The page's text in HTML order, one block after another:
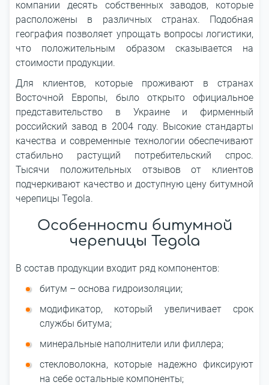
компании десять собственных заводов, которые
расположены в различных странах. Подобная
география позволяет упрощать вопросы логистики,
что положительным образом сказывается на
стоимости продукции.
Для клиентов, которые проживают в странах
Восточной Европы, было открыто официальное
представительство в Украине и фирменный
российский завод в 2004 году. Высокие стандарты
качества и современные технологии обеспечивают
стабильно растущий потребительский спрос.
Тысячи положительных отзывов от клиентов
подчеркивают качество и доступную цену битумной
черепицы Tegola.
Особенности битумной
черепицы Tegola
В состав продукции входит ряд компонентов:
битум – основа гидроизоляции;
модификатор, который увеличивает срок
службы битума;
минеральные наполнители или филлера;
стекловолокна, которые надежно фиксируют
на себе остальные компоненты;